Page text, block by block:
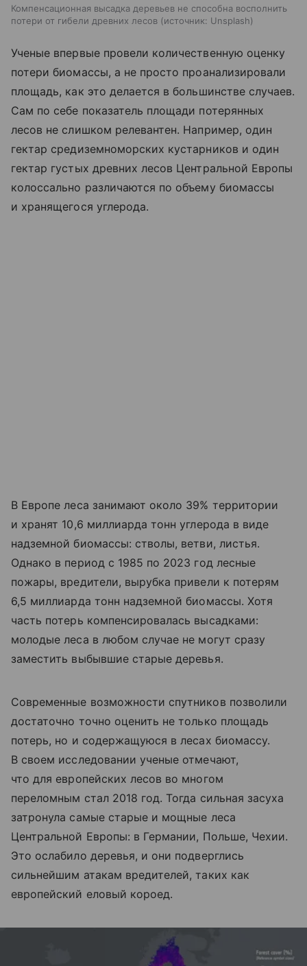
Компенсационная высадка деревьев не способна восполнить
потери от гибели древних лесов
источник: Unsplash
Ученые впервые провели количественную оценку
потери биомассы, а не просто проанализировали
площадь, как это делается в большинстве случаев.
Сам по себе показатель площади потерянных
лесов не слишком релевантен. Например, один
гектар средиземноморских кустарников и один
гектар густых древних лесов Центральной Европы
колоссально различаются по объему биомассы
и хранящегося углерода.
В Европе леса занимают около 39% территории
и хранят 10,6 миллиарда тонн углерода в виде
надземной биомассы: стволы, ветви, листья.
Однако в период с 1985 по 2023 год лесные
пожары, вредители, вырубка привели к потерям
6,5 миллиарда тонн надземной биомассы. Хотя
часть потерь компенсировалась высадками:
молодые леса в любом случае не могут сразу
заместить выбывшие старые деревья.
Современные возможности спутников позволили
достаточно точно оценить не только площадь
потерь, но и содержащуюся в лесах биомассу.
В своем исследовании ученые отмечают,
что для европейских лесов во многом
переломным стал 2018 год. Тогда сильная засуха
затронула самые старые и мощные леса
Центральной Европы: в Германии, Польше, Чехии.
Это ослабило деревья, и они подверглись
сильнейшим атакам вредителей, таких как
европейский еловый короед.